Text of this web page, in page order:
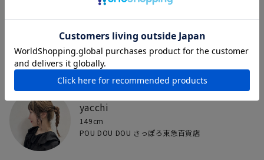
Isobe
nop de nod 吉祥寺パルコ
yacchi
149cm
POU DOU DOU さっぽろ東急百貨店